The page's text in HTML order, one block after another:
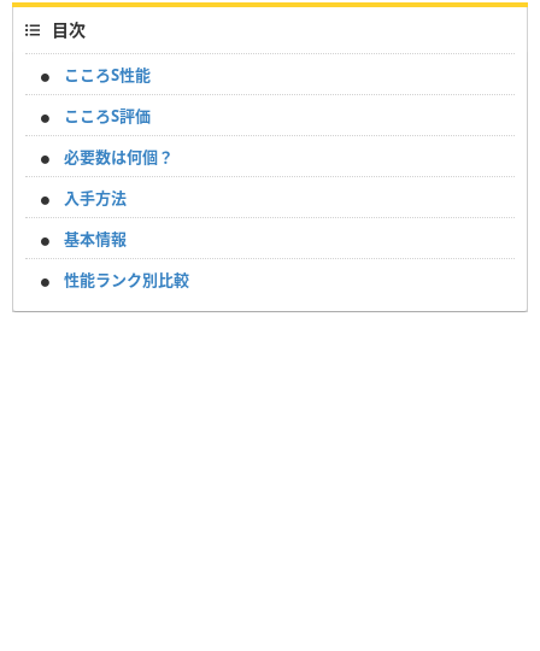
目次
こころS性能
こころS評価
必要数は何個？
入手方法
基本情報
性能ランク別比較